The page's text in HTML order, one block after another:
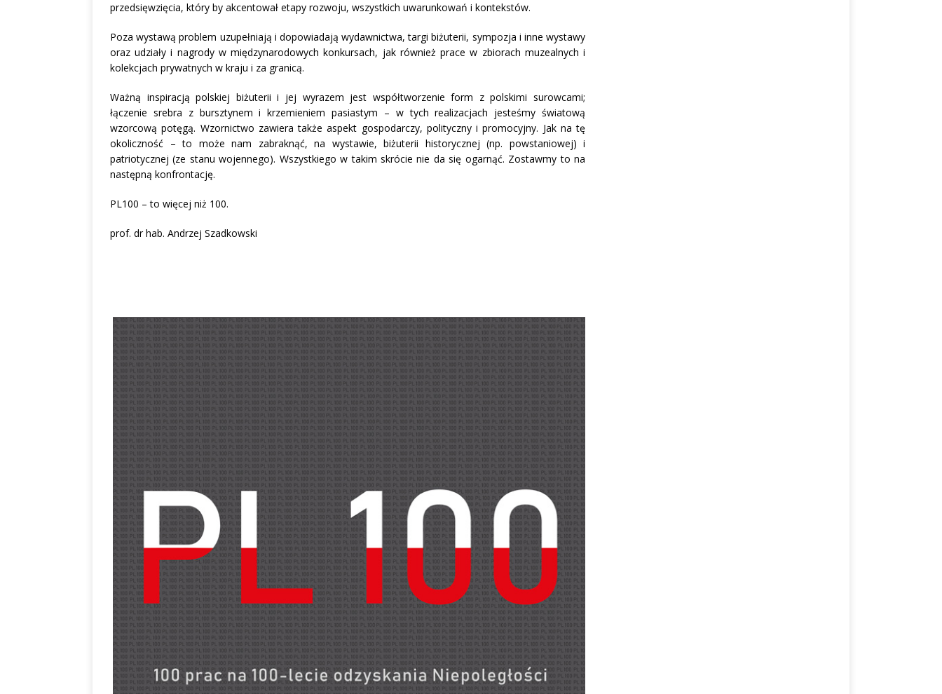
przedsięwzięcia, który by akcentował etapy rozwoju, wszystkich uwarunkowań i kontekstów.
Poza wystawą problem uzupełniają i dopowiadają wydawnictwa, targi biżuterii, sympozja i inne wystawy
oraz udziały i nagrody w międzynarodowych konkursach, jak również prace w zbiorach muzealnych i
kolekcjach prywatnych w kraju i za granicą.
Ważną inspiracją polskiej biżuterii i jej wyrazem jest współtworzenie form z polskimi surowcami;
łączenie srebra z bursztynem i krzemieniem pasiastym – w tych realizacjach jesteśmy światową
wzorcową potęgą. Wzornictwo zawiera także aspekt gospodarczy, polityczny i promocyjny. Jak na tę
okoliczność – to może nam zabraknąć, na wystawie, biżuterii historycznej (np. powstaniowej) i
patriotycznej (ze stanu wojennego). Wszystkiego w takim skrócie nie da się ogarnąć. Zostawmy to na
następną konfrontację.
PL100 – to więcej niż 100.
prof. dr hab. Andrzej Szadkowski